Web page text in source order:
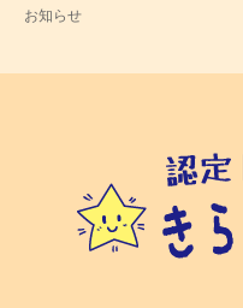
お知らせ